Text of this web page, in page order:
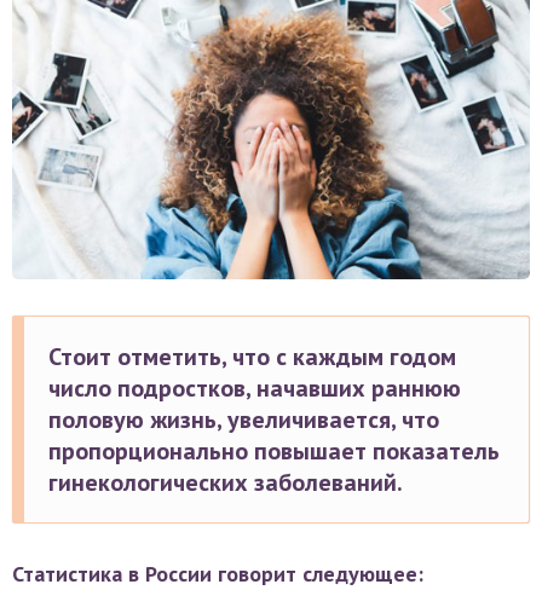
Стоит отметить, что с каждым годом
число подростков, начавших раннюю
половую жизнь, увеличивается, что
пропорционально повышает показатель
гинекологических заболеваний.
Статистика в России говорит следующее: